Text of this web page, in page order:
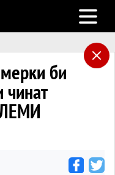
Open
би